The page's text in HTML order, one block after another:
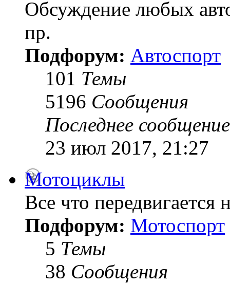
Обсуждение любых
пр.
Подфорум: Автоспорт
101 Темы
5196 Сообщения
Последнее сообщение
23 июл 2017, 21:27
Мотоциклы
Все что передвигается
Подфорум: Мотоспорт
5 Темы
38 Сообщения